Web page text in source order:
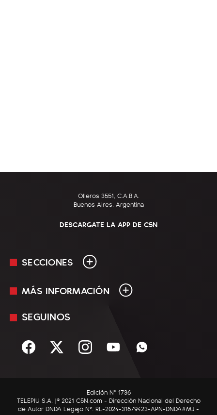
Olleros 3551, C.A.B.A.
Buenos Aires, Argentina
DESCARGATE LA APP DE C5N
SECCIONES
En Vivo
Sociedad
C5N Autos
MÁS INFORMACIÓN
Mediakit
Términos y condiciones
SEGUINOS
Edición Nº 1736
TELEPIU S.A. |© 2021 C5N.com - Dirección Nacional del Derecho
de Autor DNDA Legajo N°: RL-2024-31679423-APN-DNDA#MJ -